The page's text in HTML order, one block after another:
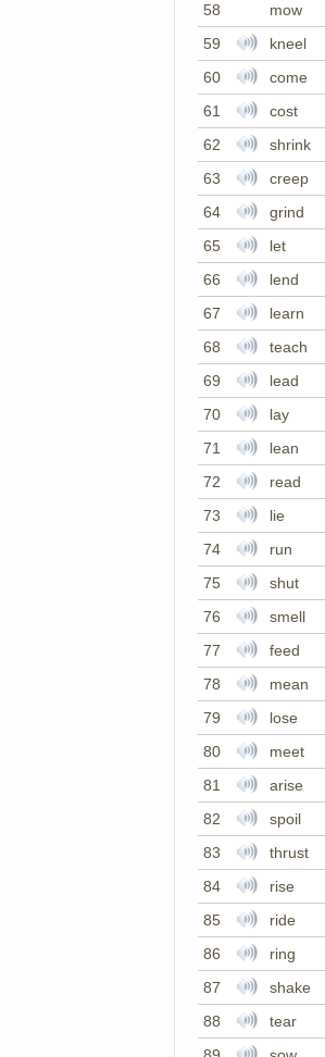
58
mow
59
kneel
60
come
61
cost
62
shrink
63
creep
64
grind
65
let
66
lend
67
learn
68
teach
69
lead
70
lay
71
lean
72
read
73
lie
74
run
75
shut
76
smell
77
feed
78
mean
79
lose
80
meet
81
arise
82
spoil
83
thrust
84
rise
85
ride
86
ring
87
shake
88
tear